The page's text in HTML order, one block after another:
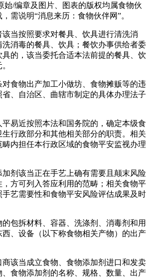
编章及图片、图表的版权均属食物伙
需说明“消息来历：食物伙伴网”。
按照要求对餐具、饮具进行清洗消
消毒的餐具、饮具；餐饮办事供给者委
的，该当委托合适本法前提的餐具、饮
物出产加工小做坊、食物摊贩等的违
、自治区、曲辖市制定的具体办理法子
近按照本法和国务院的，确定本级食
行政部分和其他相关部分的职责。相关
内担任本行政区域的食物平安监视办理
该当正在手艺上确有需要且颠末风险
方可列入答应利用的范畴；相关食物平
艺需要性和食物平安风险评估成果及时
拆材料、容器、洗涤剂、消毒剂和用
、设备（以下称食物相关产物）的出产
当成立食物、食物添加剂进口和发卖
食物添加剂的名称、规格、数量、出产